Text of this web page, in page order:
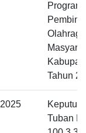
Olahraga
Tahun
2025
Tuban